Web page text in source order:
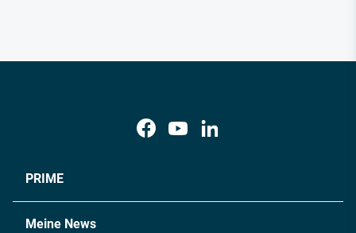
PRIME
Meine News